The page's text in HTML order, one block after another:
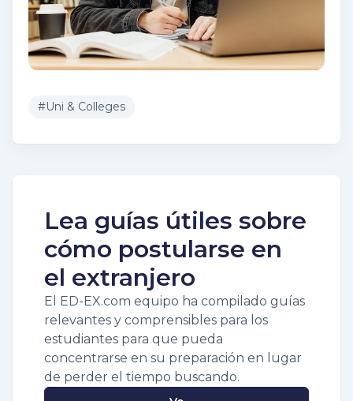
#Uni & Colleges
Lea guías útiles sobre
cómo postularse en
el extranjero
El ED-EX.com equipo ha compilado guías
relevantes y comprensibles para los
estudiantes para que pueda
concentrarse en su preparación en lugar
de perder el tiempo buscando.